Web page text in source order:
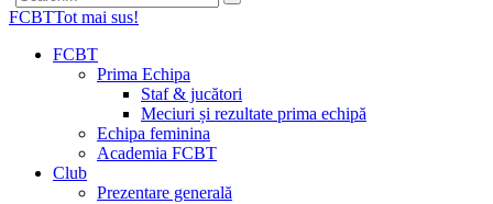
FCBTTot mai sus!
FCBT
Prima Echipa
Staf & jucători
Meciuri și rezultate prima echipă
Echipa feminina
Academia FCBT
Club
Prezentare generală